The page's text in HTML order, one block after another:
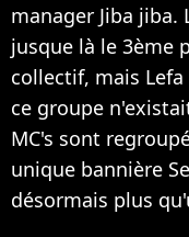
manager Jiba
jusque là le 3ème
collectif, mais
ce groupe
MC's sont
unique bannière
désormais plus